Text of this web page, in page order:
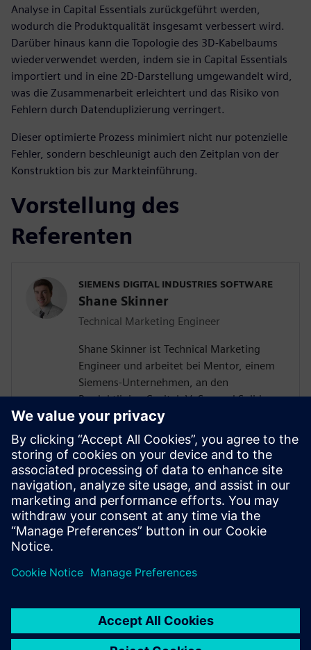
Analyse in Capital Essentials zurückgeführt werden,
wodurch die Produktqualität insgesamt verbessert wird.
Darüber hinaus kann die Topologie des 3D-Kabelbaums
wiederverwendet werden, indem sie in Capital Essentials
importiert und in eine 2D-Darstellung umgewandelt wird,
was die Zusammenarbeit erleichtert und das Risiko von
Fehlern durch Datenduplizierung verringert.
Dieser optimierte Prozess minimiert nicht nur potenzielle
Fehler, sondern beschleunigt auch den Zeitplan von der
Konstruktion bis zur Markteinführung.
Vorstellung des
Referenten
SIEMENS DIGITAL INDUSTRIES SOFTWARE
Shane Skinner
Technical Marketing Engineer
Shane Skinner ist Technical Marketing
Engineer und arbeitet bei Mentor, einem
Siemens-Unternehmen, an den
Produktlinien Capital, VeSys und Solid
Edge Wiring and Harness Design. Zuvor
arbeitete er für Mentor und unterstützte
die Leiterplattendesign-Produkte
Xpedition und PADS. Shane Skinner
schloss sein Studium an der Oregon State
University mit einem Bachelor of Science
in Elektrotechnik und Informationstechnik
ab.